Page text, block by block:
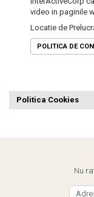
video in paginile
Locatie de
POLITICA DE
Politica Cookies
Nu